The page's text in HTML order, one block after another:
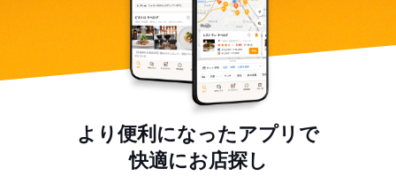
より便利になったアプリで
快適にお店探し